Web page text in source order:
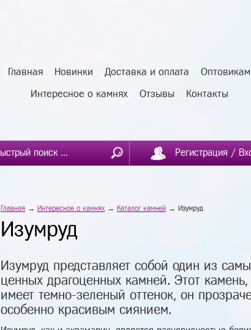
Главная Новинки Доставка и оплата Оптовикам
Интересное о камнях Отзывы Контакты
Регистрация /
Главная → Интересное о камнях → Каталог камней → Изумруд
Изумруд
Изумруд представляет собой один из
ценных драгоценных камней. Этот
имеет темно-зеленый оттенок, он
особенно красивым сиянием.